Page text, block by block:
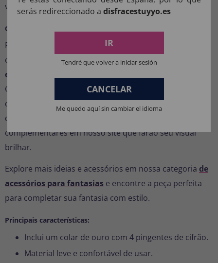
vídeos do TikTok ou festas com temática urbana.
Combine seu colar com outros acessórios
Para um visual ainda mais impressionante, você pode
combinar este colar comanéis dourados, óculos
escuros, correntes grossas ou bengalas de mafioso
Cada detalhe conta e ajudará você a criar uma fantasia
digna de um verdadeiro astro do rap ou de um chefão
do luxo. Descubra uma ampla variedade de itens
complementares em nosso site que farão seu visual
brilhar.
Explore mais ideias e acessórios em nossa categoria de
acessórios para fantasias e encontre a peça perfeita
para completar sua fantasia com estilo.
Principais características:
Inclui um colar de ouro com 4 pingentes de cifrão.
Material leve e confortável de usar.
serás redireccionado a disfracestuyyo.es
IR
Tendré que volver a iniciar sesión
CANCELAR
Me quedo aquí sin cambiar el idioma